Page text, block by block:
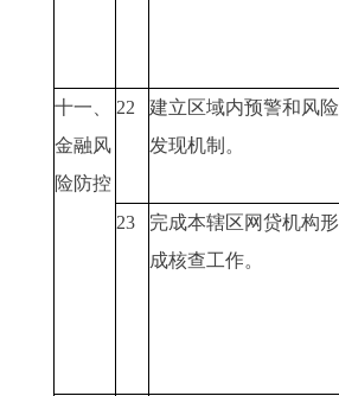
十一、
金融风
险防控
22
建立区域内预警和风险
发现机制。
23
完成本辖区网贷机构形
成核查工作。